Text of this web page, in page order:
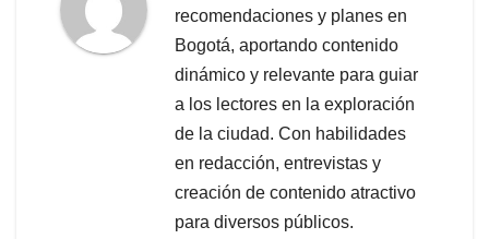
recomendaciones y planes en
Bogotá, aportando contenido
dinámico y relevante para guiar
a los lectores en la exploración
de la ciudad. Con habilidades
en redacción, entrevistas y
creación de contenido atractivo
para diversos públicos.